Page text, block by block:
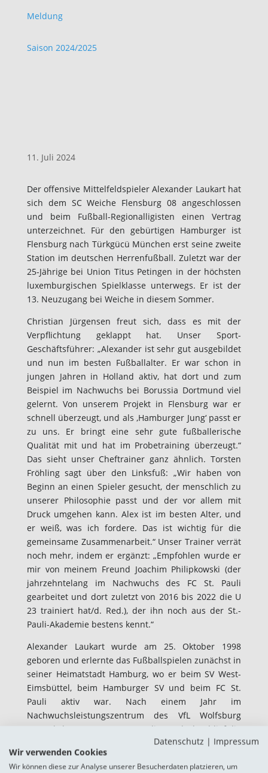
Meldung
Saison 2024/2025
11. Juli 2024
Der offensive Mittelfeldspieler Alexander Laukart hat
sich dem SC Weiche Flensburg 08 angeschlossen
und beim Fußball-Regionalligisten einen Vertrag
unterzeichnet. Für den gebürtigen Hamburger ist
Flensburg nach Türkgücü München erst seine zweite
Station im deutschen Herrenfußball. Zuletzt war der
25-Jährige bei Union Titus Petingen in der höchsten
luxemburgischen Spielklasse unterwegs. Er ist der
13. Neuzugang bei Weiche in diesem Sommer.
Christian Jürgensen freut sich, dass es mit der
Verpflichtung geklappt hat. Unser Sport-
Geschäftsführer: „Alexander ist sehr gut ausgebildet
und nun im besten Fußballalter. Er war schon in
jungen Jahren in Holland aktiv, hat dort und zum
Beispiel im Nachwuchs bei Borussia Dortmund viel
gelernt. Von unserem Projekt in Flensburg war er
schnell überzeugt, und als ‚Hamburger Jung‘ passt er
zu uns. Er bringt eine sehr gute fußballerische
Qualität mit und hat im Probetraining überzeugt.“
Das sieht unser Cheftrainer ganz ähnlich. Torsten
Fröhling sagt über den Linksfuß: „Wir haben von
Beginn an einen Spieler gesucht, der menschlich zu
unserer Philosophie passt und der vor allem mit
Druck umgehen kann. Alex ist im besten Alter, und
er weiß, was ich fordere. Das ist wichtig für die
gemeinsame Zusammenarbeit.“ Unser Trainer verrät
noch mehr, indem er ergänzt: „Empfohlen wurde er
mir von meinem Freund Joachim Philipkowski (der
jahrzehntelang im Nachwuchs des FC St. Pauli
gearbeitet und dort zuletzt von 2016 bis 2022 die U
23 trainiert hat/d. Red.), der ihn noch aus der St.-
Pauli-Akademie bestens kennt.“
Alexander Laukart wurde am 25. Oktober 1998
geboren und erlernte das Fußballspielen zunächst in
seiner Heimatstadt Hamburg, wo er beim SV West-
Eimsbüttel, beim Hamburger SV und beim FC St.
Pauli aktiv war. Nach einem Jahr im
Nachwuchsleistungszentrum des VfL Wolfsburg
(2012) kehrte er zum FC St. Pauli zurück, durchlief die
älteren Juniorenjahrgänge dann aber bei Borussia
Dortmund. In seinen drei Spielzeiten in Schwarzgelb
wurde er mit der Borussia im zweiten B-Juniorenjahr
Datenschutz | Impressum
Wir verwenden Cookies
Wir können diese zur Analyse unserer Besucherdaten platzieren, um